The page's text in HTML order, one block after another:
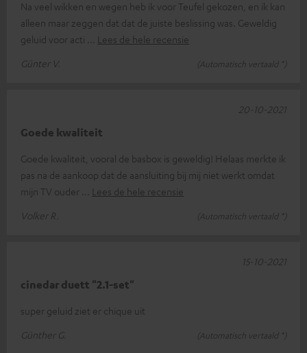
Na veel wikken en wegen heb ik voor Teufel gekozen, en ik kan
alleen maar zeggen dat dat de juiste beslissing was. Geweldig
geluid voor acti
Lees de hele recensie
Günter V.
(Automatisch vertaald *)
Goede kwaliteit
Goede kwaliteit, vooral de basbox is geweldig! Helaas merkte ik
pas na de aankoop dat de aansluiting bij mij niet werkt omdat
mijn TV ouder
Lees de hele recensie
Volker R.
(Automatisch vertaald *)
20-10-2021
cinedar duett "2.1-set"
super geluid ziet er chique uit
Günther G.
(Automatisch vertaald *)
15-10-2021